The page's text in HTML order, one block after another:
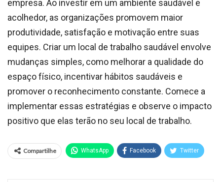
empresa. Ao investir em um ambiente saudável e
acolhedor, as organizações promovem maior
produtividade, satisfação e motivação entre suas
equipes. Criar um local de trabalho saudável envolve
mudanças simples, como melhorar a qualidade do
espaço físico, incentivar hábitos saudáveis e
promover o reconhecimento constante. Comece a
implementar essas estratégias e observe o impacto
positivo que elas terão no seu local de trabalho.
Compartilhe WhatsApp Facebook Twitter